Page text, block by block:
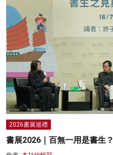
2026書展巡禮
書展2026｜百無一用是書生？